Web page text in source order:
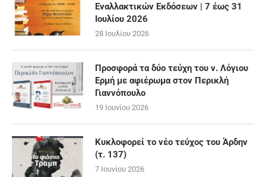
Εναλλακτικών Εκδόσεων | 7 έως 31
Ιουλίου 2026
28 Ιουλίου 2026
Προσφορά τα δύο τεύχη του ν. Λόγιου
Ερμή με αφιέρωμα στον Περικλή
Γιαννόπουλο
19 Ιουνίου 2026
Κυκλοφορεί το νέο τεύχος του Άρδην
(τ. 137)
7 Ιουνίου 2026